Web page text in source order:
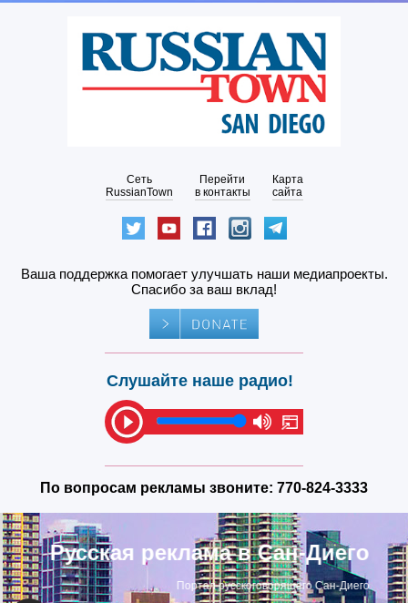
Сеть
RussianTown
Перейти
в контакты
Карта
сайта
Ваша поддержка помогает улучшать наши медиапроекты.
Спасибо за ваш вклад!
Слушайте наше радио!
По вопросам рекламы звоните: 770-824-3333
Русская реклама в Сан-Диего
Портал русскоговорящего Сан-Диего